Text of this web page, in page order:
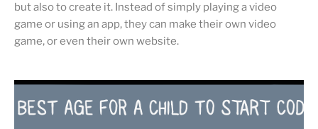
but also to create it. Instead of simply playing a video
game or using an app, they can make their own video
game, or even their own website.